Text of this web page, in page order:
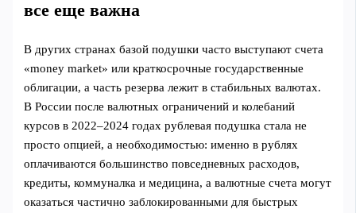
все еще важна
В других странах базой подушки часто выступают счета
«money market» или краткосрочные государственные
облигации, а часть резерва лежит в стабильных валютах.
В России после валютных ограничений и колебаний
курсов в 2022–2024 годах рублевая подушка стала не
просто опцией, а необходимостью: именно в рублях
оплачиваются большинство повседневных расходов,
кредиты, коммуналка и медицина, а валютные счета могут
оказаться частично заблокированными для быстрых